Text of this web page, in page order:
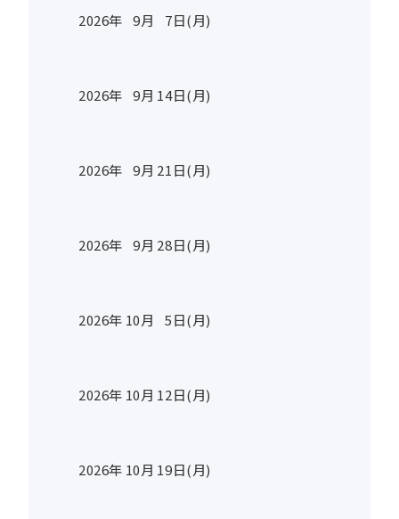
2026年 9月 7日(月)
2026年 9月 14日(月)
2026年 9月 21日(月)
2026年 9月 28日(月)
2026年 10月 5日(月)
2026年 10月 12日(月)
2026年 10月 19日(月)